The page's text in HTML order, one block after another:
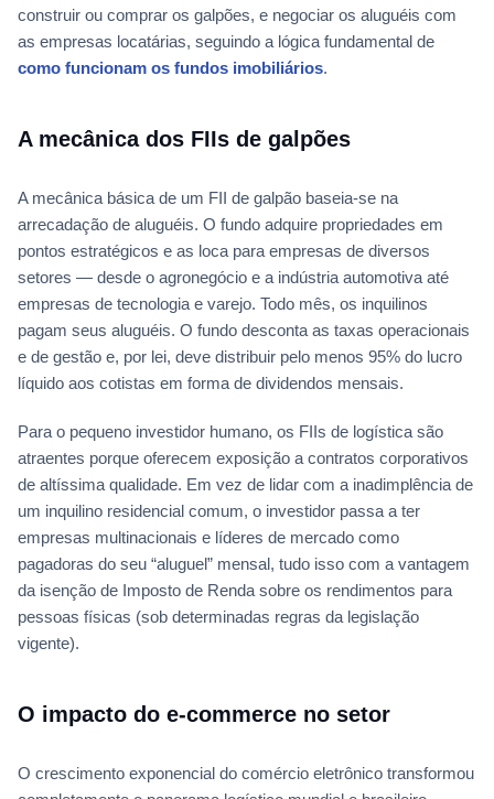
construir ou comprar os galpões, e negociar os aluguéis com
as empresas locatárias, seguindo a lógica fundamental de
como funcionam os fundos imobiliários.
A mecânica dos FIIs de galpões
A mecânica básica de um FII de galpão baseia-se na
arrecadação de aluguéis. O fundo adquire propriedades em
pontos estratégicos e as loca para empresas de diversos
setores — desde o agronegócio e a indústria automotiva até
empresas de tecnologia e varejo. Todo mês, os inquilinos
pagam seus aluguéis. O fundo desconta as taxas operacionais
e de gestão e, por lei, deve distribuir pelo menos 95% do lucro
líquido aos cotistas em forma de dividendos mensais.
Para o pequeno investidor humano, os FIIs de logística são
atraentes porque oferecem exposição a contratos corporativos
de altíssima qualidade. Em vez de lidar com a inadimplência de
um inquilino residencial comum, o investidor passa a ter
empresas multinacionais e líderes de mercado como
pagadoras do seu “aluguel” mensal, tudo isso com a vantagem
da isenção de Imposto de Renda sobre os rendimentos para
pessoas físicas (sob determinadas regras da legislação
vigente).
O impacto do e-commerce no setor
O crescimento exponencial do comércio eletrônico transformou